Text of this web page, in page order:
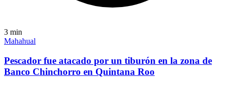
3 min
Mahahual
Pescador fue atacado por un tiburón en la zona de
Banco Chinchorro en Quintana Roo